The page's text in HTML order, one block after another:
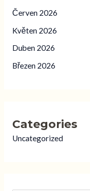
Červen 2026
Květen 2026
Duben 2026
Březen 2026
Categories
Uncategorized